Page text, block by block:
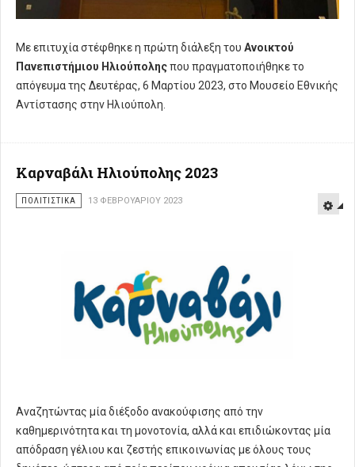
Με επιτυχία στέφθηκε η πρώτη διάλεξη του Ανοικτού
Πανεπιστήμιου Ηλιούποληςπου πραγματοποιήθηκε το
απόγευμα της Δευτέρας, 6 Μαρτίου 2023, στο Μουσείο Εθνικής
Αντίστασης στην Ηλιούπολη.
Καρναβάλι Ηλιούπολης 2023
ΠΟΛΙΤΙΣΤΙΚΑ 13 ΦΕΒΡΟΥΑΡΊΟΥ 2023
Αναζητώντας µία διέξοδο ανακούφισης από την
καθημερινότητα και τη μονοτονία, αλλά και επιδιώκοντας µία
απόδραση γέλιου και ζεστής επικοινωνίας µε όλους τους